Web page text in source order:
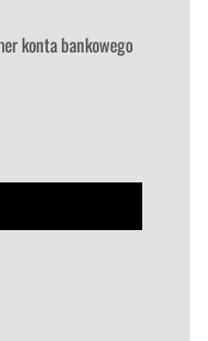
konta bankowego